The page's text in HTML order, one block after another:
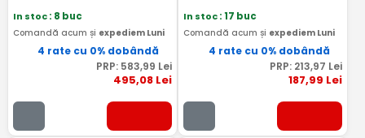
In stoc: 8 buc
Comandă acum și expediem Luni
4 rate cu 0% dobândă
PRP: 583,99 Lei
495,08Lei
In stoc: 17 buc
Comandă acum și expediem Luni
4 rate cu 0% dobândă
PRP: 213,97 Lei
187,99 Lei